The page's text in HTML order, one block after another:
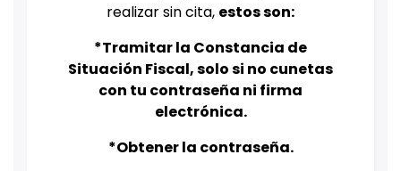
realizar sin cita, estos son:
*Tramitar la Constancia de
Situación Fiscal, solo si no cunetas
con tu contraseña ni firma
electrónica.
*Obtener la contraseña.